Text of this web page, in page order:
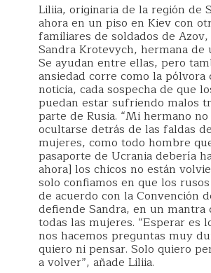
Liliia, originaria de la región de
ahora en un piso en Kiev con
familiares de soldados de Azov,
Sandra Krotevych, hermana de
Se ayudan entre ellas, pero
ansiedad corre como la pólvora
noticia, cada sospecha de que
puedan estar sufriendo malos
parte de Rusia. “Mi hermano
ocultarse detrás de las faldas
mujeres, como todo hombre
pasaporte de Ucrania debería
ahora] los chicos no están
solo confiamos en que los
de acuerdo con la Convención
defiende Sandra, en un mantra
todas las mujeres. “Esperar es
nos hacemos preguntas muy
quiero ni pensar. Solo quiero
a volver”, añade Liliia.